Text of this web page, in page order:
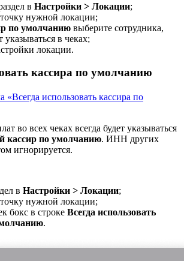
в Настройки > Локации;
нужной локации;
по умолчанию выберите сотрудника,
указываться в чеках;
локации.
кассира по умолчанию
«Всегда использовать кассира по
во всех чеках всегда будет указываться
кассир по умолчанию. ИНН других
игнорируется.
в Настройки > Локации;
нужной локации;
бокс в строке Всегда использовать
.